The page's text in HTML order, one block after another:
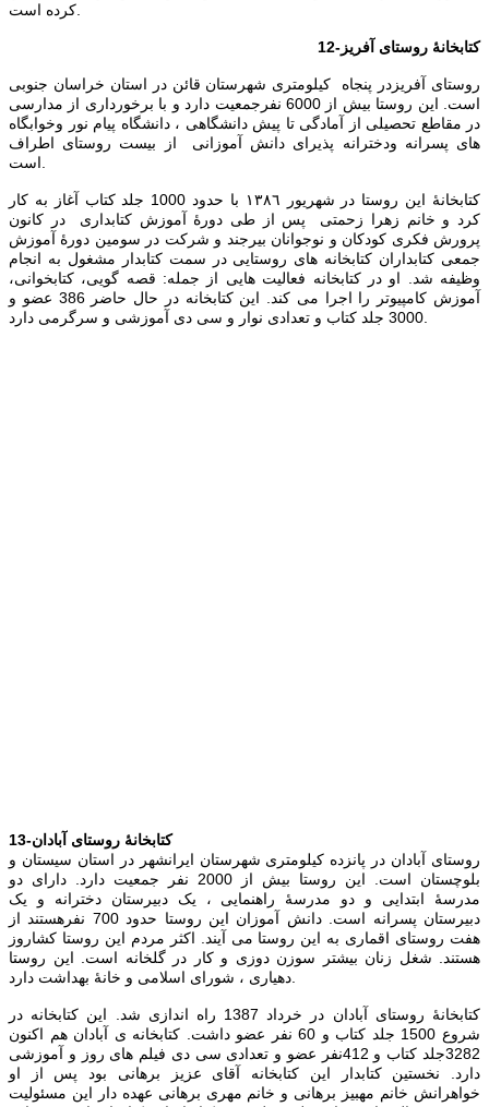
12-کتابخانۀ روستای آفریز
روستای آفریزدر پنجاه كیلومتری شهرستان قائن در استان خراسان جنوبی
است. این روستا بیش از 6000 نفرجمعیت دارد و با برخورداری از مدارسی
در مقاطع تحصیلی از آمادگی تا پیش دانشگاهی ، دانشگاه پيام نور وخوابگاه
های پسرانه ودخترانه پذيرای دانش آموزانی از بیست روستای اطراف
كتابخانۀ این روستا در شهریور ١٣٨٦ با حدود 1000 جلد كتاب آغاز به كار
كرد و خانم زهرا زحمتی پس از طی دورۀ آموزش كتابداری در كانون
پرورش فكری كودكان و نوجوانان بيرجند و شركت در سومین دورۀ آموزش
جمعی كتابداران كتابخانه های روستایی در سمت كتابدار مشغول به انجام
وظیفه شد. او در کتابخانه فعالیت هایی از جمله: قصه گویی، کتابخوانی،
آموزش کامپیوتر را اجرا می کند. این کتابخانه در حال حاضر 386 عضو و
13-کتابخانۀ روستای آبادان
روستای آبادان در پانزده کیلومتری شهرستان ایرانشهر در استان سیستان و
بلوچستان است. این روستا بیش از 2000 نفر جمعیت دارد. دارای دو
مدرسۀ ابتدایی و دو مدرسۀ راهنمایی ، یک دبیرستان دخترانه و یک
دبیرستان پسرانه است. دانش آموزان این روستا حدود 700 نفرهستند از
هفت روستای اقماری به این روستا می آیند. اکثر مردم این روستا کشاروز
هستند. شغل زنان بیشتر سوزن دوزی و کار در گلخانه است. این روستا
کتابخانۀ روستای آبادان در خرداد 1387 راه اندازی شد. این کتابخانه در
شروع 1500 جلد کتاب و 60 نفر عضو داشت. کتابخانه ی آبادان هم اکنون
3282جلد کتاب و 412نفر عضو و تعدادی سی دی فیلم های روز و آموزشی
دارد. نخستین کتابدار این کتابخانه آقای عزیز برهانی بود پس از او
خواهرانش خانم مهبیز برهانی و خانم مهری برهانی عهده دار این مسئولیت